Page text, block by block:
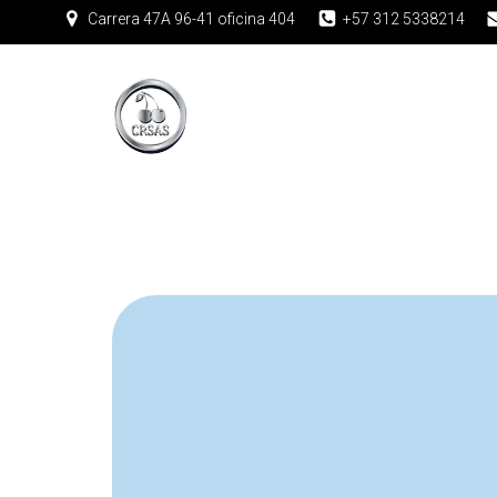
Carrera 47A 96-41 oficina 404 +57 312 5338214